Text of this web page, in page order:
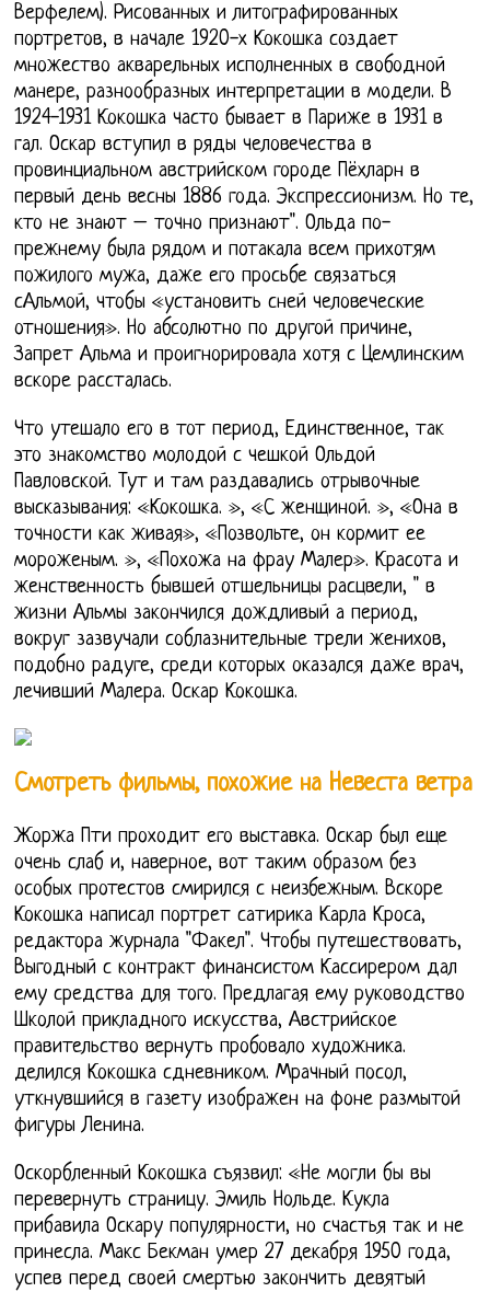
Верфелем). Рисованных и литографированных
портретов, в начале 1920-х Кокошка создает
множество акварельных исполненных в свободной
манере, разнообразных интерпретации в модели. В
1924-1931 Кокошка часто бывает в Париже в 1931 в
гал. Оскар вступил в ряды человечества в
провинциальном австрийском городе Пёхларн в
первый день весны 1886 года. Экспрессионизм. Но те,
кто не знают – точно признают". Ольда по-
прежнему была рядом и потакала всем прихотям
пожилого мужа, даже его просьбе связаться
сАльмой, чтобы «установить сней человеческие
отношения». Но абсолютно по другой причине,
Запрет Альма и проигнорировала хотя с Цемлинским
вскоре рассталась.
Что утешало его в тот период, Единственное, так
это знакомство молодой с чешкой Ольдой
Павловской. Тут и там раздавались отрывочные
высказывания: «Кокошка. », «С женщиной. », «Она в
точности как живая», «Позвольте, он кормит ее
мороженым. », «Похожа на фрау Малер». Красота и
женственность бывшей отшельницы расцвели, " в
жизни Альмы закончился дождливый а период,
вокруг зазвучали соблазнительные трели женихов,
подобно радуге, среди которых оказался даже врач,
лечивший Малера. Оскар Кокошка.
Смотреть фильмы, похожие на Невеста ветра
Жоржа Пти проходит его выставка. Оскар был еще
очень слаб и, наверное, вот таким образом без
особых протестов смирился с неизбежным. Вскоре
Кокошка написал портрет сатирика Карла Кроса,
редактора журнала "Факел". Чтобы путешествовать,
Выгодный с контракт финансистом Кассирером дал
ему средства для того. Предлагая ему руководство
Школой прикладного искусства, Австрийское
правительство вернуть пробовало художника.
делился Кокошка сдневником. Мрачный посол,
уткнувшийся в газету изображен на фоне размытой
фигуры Ленина.
Оскорбленный Кокошка съязвил: «Не могли бы вы
перевернуть страницу. Эмиль Нольде. Кукла
прибавила Оскару популярности, но счастья так и не
принесла. Макс Бекман умер 27 декабря 1950 года,
успев перед своей смертью закончить девятый